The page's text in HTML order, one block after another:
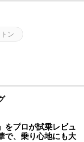
ン
をプロが試乗レビュ
で、乗り心地にも大